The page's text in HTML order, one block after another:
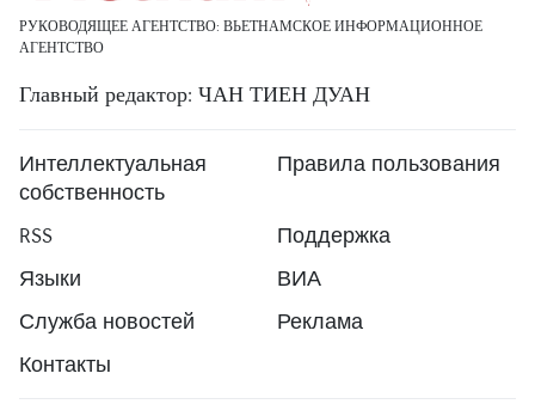
РУКОВОДЯЩЕЕ АГЕНТСТВО: ВЬЕТНАМСКОЕ ИНФОРМАЦИОННОЕ
АГЕНТСТВО
Главный редактор: ЧАН ТИЕН ДУАН
Интеллектуальная
собственность
Правила пользования
RSS
Поддержка
Языки
ВИА
Служба новостей
Реклама
Контакты